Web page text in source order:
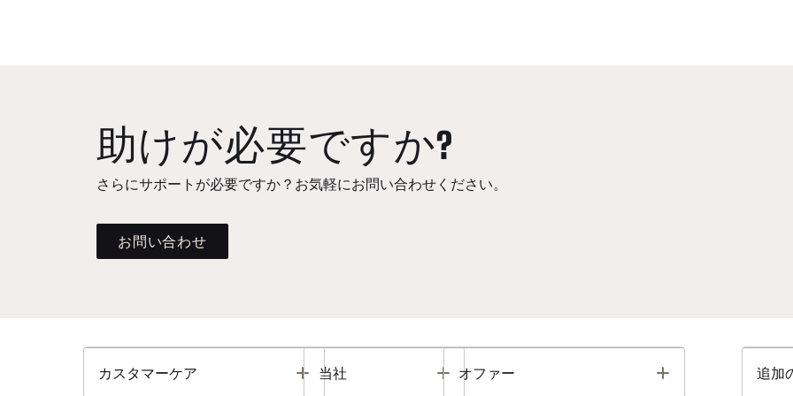
助けが必要ですか?
さらにサポートが必要ですか？お気軽にお問い合わせください。
お問い合わせ
カスタマーケア Toggle
当社 Toggle
オファー Toggle 追加